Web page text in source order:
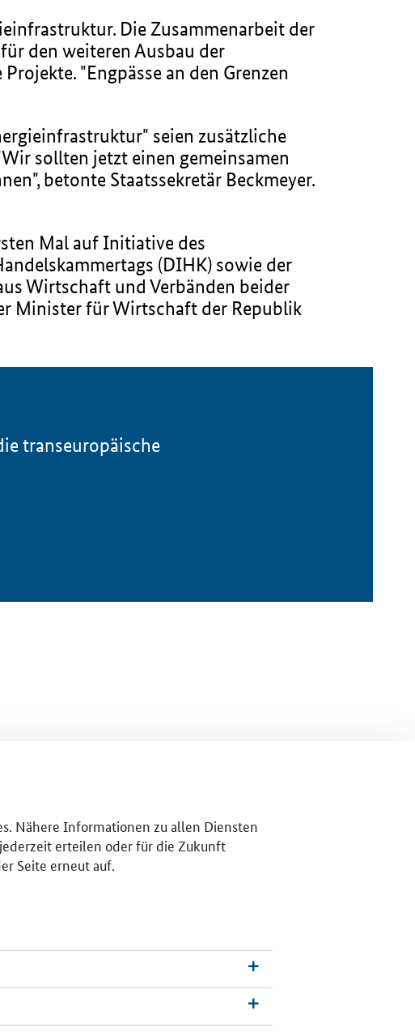
Die Zusammenarbeit der
den weiteren Ausbau der
"Engpässe an den Grenzen
seien zusätzliche
sollten jetzt einen gemeinsamen
betonte Staatssekretär Beckmeyer.
Mal auf Initiative des
(DIHK) sowie der
Wirtschaft und Verbänden beider
Minister für Wirtschaft der Republik
transeuropäische
Nähere Informationen zu allen Diensten
erteilen oder für die Zukunft
Seite erneut auf.